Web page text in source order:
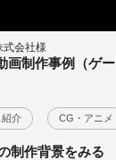
式会社様
画制作事例（ゲ
紹介 CG・アニメ
制作背景をみる
メトリー（
紹介 WEB広告
制作背景をみる